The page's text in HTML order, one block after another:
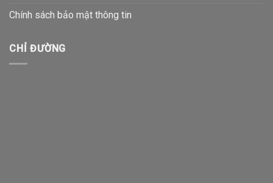
Chính sách bảo mật thông tin
CHỈ ĐƯỜNG